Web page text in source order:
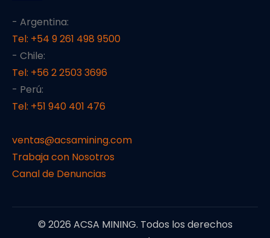
- Argentina:
Tel: +54 9 261 498 9500
- Chile:
Tel: +56 2 2503 3696
- Perú:
Tel: +51 940 401 476
ventas@acsamining.com
Trabaja con Nosotros
Canal de Denuncias
© 2026 ACSA MINING. Todos los derechos